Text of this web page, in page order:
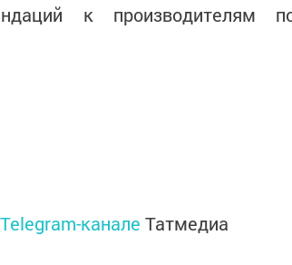
к производителям
Telegram-канале Татмедиа